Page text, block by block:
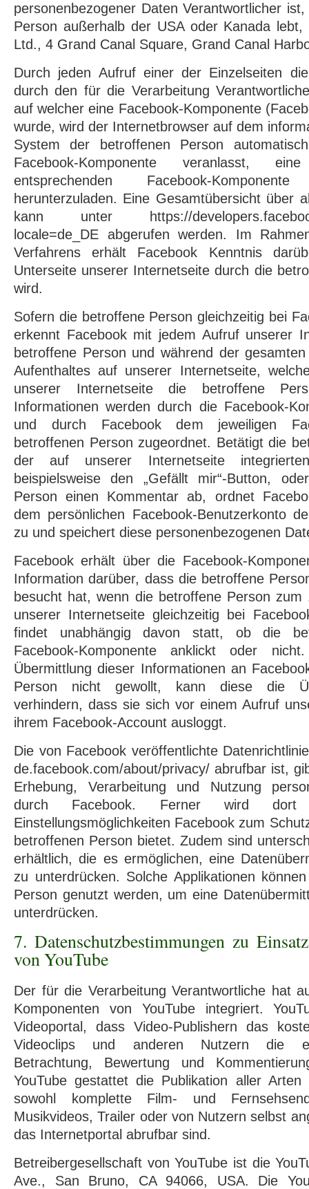
personenbezogener Daten Verantwortlicher
Person außerhalb der USA oder Kanada
Ltd., 4 Grand Canal Square, Grand Canal
Durch jeden Aufruf einer der Einzelseiten
durch den für die Verarbeitung
auf welcher eine Facebook-Komponente
wurde, wird der Internetbrowser auf dem
System der betroffenen Person
Facebook-Komponente veranlasst,
entsprechenden Facebook-
herunterzuladen. Eine Gesamtübersicht über
kann unter https://
locale=de_DE abgerufen werden. Im
Verfahrens erhält Facebook Kenntnis
Unterseite unserer Internetseite durch die
wird.
Sofern die betroffene Person gleichzeitig bei
erkennt Facebook mit jedem Aufruf unserer
betroffene Person und während der
Aufenthaltes auf unserer Internetseite,
unserer Internetseite die betroffene
Informationen werden durch die Facebook-
und durch Facebook dem jeweiligen
betroffenen Person zugeordnet. Betätigt die
der auf unserer Internetseite integrierten
beispielsweise den „Gefällt mir“-Button,
Person einen Kommentar ab, ordnet
dem persönlichen Facebook-Benutzerkonto
zu und speichert diese personenbezogenen
Facebook erhält über die Facebook-
Information darüber, dass die betroffene
besucht hat, wenn die betroffene Person zum
unserer Internetseite gleichzeitig bei
findet unabhängig davon statt, ob die
Facebook-Komponente anklickt oder
Übermittlung dieser Informationen an
Person nicht gewollt, kann diese die
verhindern, dass sie sich vor einem Aufruf
ihrem Facebook-Account ausloggt.
Die von Facebook veröffentlichte
de.facebook.com/about/privacy/ abrufbar ist,
Erhebung, Verarbeitung und Nutzung
durch Facebook. Ferner wird dort
Einstellungsmöglichkeiten Facebook zum
betroffenen Person bietet. Zudem sind
erhältlich, die es ermöglichen, eine
zu unterdrücken. Solche Applikationen
Person genutzt werden, um eine
unterdrücken.
7. Datenschutzbestimmungen zu
von YouTube
Der für die Verarbeitung Verantwortliche hat
Komponenten von YouTube integriert.
Videoportal, dass Video-Publishern das
Videoclips und anderen Nutzern die
Betrachtung, Bewertung und
YouTube gestattet die Publikation aller
sowohl komplette Film- und
Musikvideos, Trailer oder von Nutzern selbst
das Internetportal abrufbar sind.
Betreibergesellschaft von YouTube ist die
Ave., San Bruno, CA 94066, USA. Die